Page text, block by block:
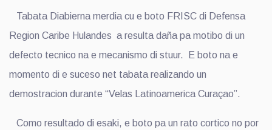
Tabata Diabierna merdia cu e boto FRISC di Defensa
Region Caribe Hulandes a resulta daña pa motibo di un
defecto tecnico na e mecanismo di stuur. E boto na e
momento di e suceso net tabata realizando un
demostracion durante “Velas Latinoamerica Curaçao”.
Como resultado di esaki, e boto pa un rato cortico no por